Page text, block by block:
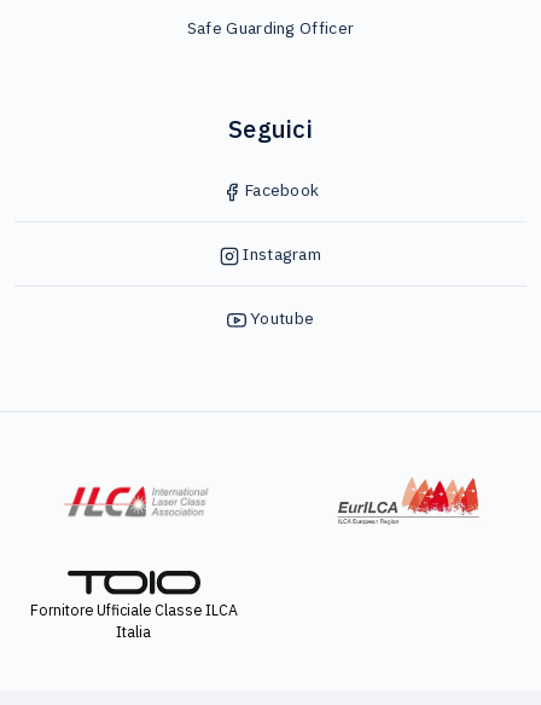
Safe Guarding Officer
Seguici
Facebook
Instagram
Youtube
Fornitore Ufficiale Classe ILCA
Italia